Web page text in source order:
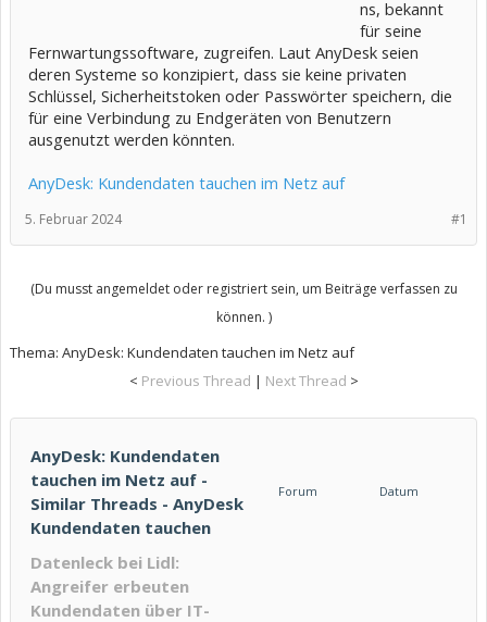
ns, bekannt
für seine
Fernwartungssoftware, zugreifen. Laut AnyDesk seien
deren Systeme so konzipiert, dass sie keine privaten
Schlüssel, Sicherheitstoken oder Passwörter speichern, die
für eine Verbindung zu Endgeräten von Benutzern
ausgenutzt werden könnten.
AnyDesk: Kundendaten tauchen im Netz auf
#1
5. Februar 2024
(Du musst angemeldet oder registriert sein, um Beiträge verfassen zu
können. )
Thema: AnyDesk: Kundendaten tauchen im Netz auf
< Previous Thread | Next Thread >
AnyDesk: Kundendaten
tauchen im Netz auf -
Similar Threads - AnyDesk
Kundendaten tauchen
Forum Datum
Datenleck bei Lidl:
Angreifer erbeuten
Kundendaten über IT-